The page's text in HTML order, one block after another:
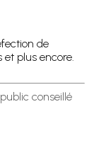
de
plus encore.
conseillé